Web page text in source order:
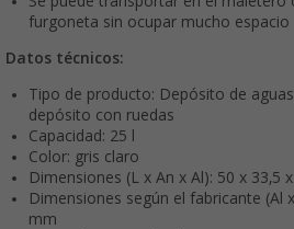
furgoneta sin ocupar mucho espacio
Datos técnicos:
Tipo de producto: Depósito de
depósito con ruedas
Capacidad: 25 l
Color: gris claro
Dimensiones (L x An x Al): 50 x 33,5
Dimensiones según el fabricante (Al
mm